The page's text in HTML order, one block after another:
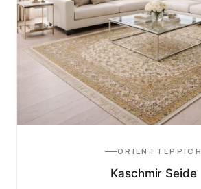
ORIENTTEPPICH
Kaschmir Seide